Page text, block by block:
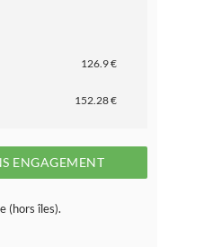
126.9 €
152.28 €
ENGAGEMENT
(hors îles).